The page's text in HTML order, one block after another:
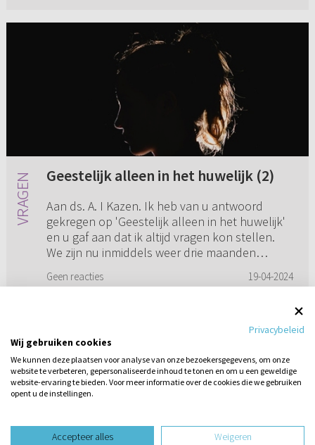
Geestelijk alleen in het huwelijk (2)
Aan ds. A. I Kazen. Ik heb van u antwoord
gekregen op 'Geestelijk alleen in het huwelijk'
en u gaf aan dat ik altijd vragen kon stellen.
We zijn nu inmiddels weer drie maanden
Geen reacties 19-04-2024
design website dooreen vraag
Privacybeleid
Wij gebruiken cookies
We kunnen deze plaatsen voor analyse van onze bezoekersgegevens, om onze
website te verbeteren, gepersonaliseerde inhoud te tonen en om u een geweldige
website-ervaring te bieden. Voor meer informatie over de cookies die we gebruiken
opent u de instellingen.
Accepteer alles Weigeren